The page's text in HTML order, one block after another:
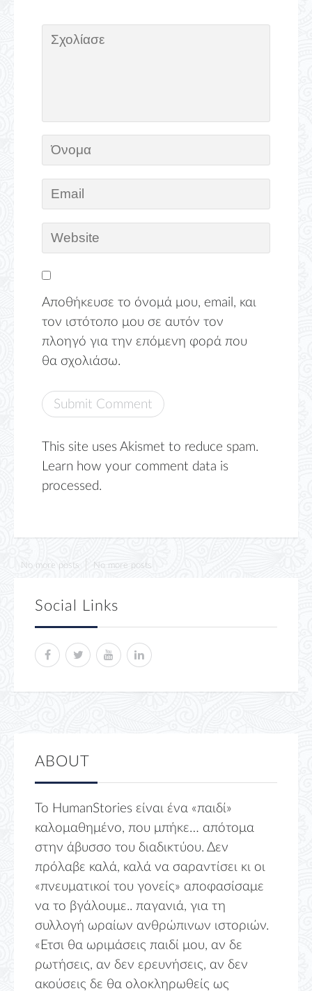
Αποθήκευσε το όνομά μου, email, και
τον ιστότοπο μου σε αυτόν τον
πλοηγό για την επόμενη φορά που
θα σχολιάσω.
This site uses Akismet to reduce spam.
Learn how your comment data is
processed.
No more posts No more posts
Social Links
ABOUT
Το HumanStories είναι ένα «παιδί»
καλομαθημένο, που μπήκε… απότομα
στην άβυσσο του διαδικτύου. Δεν
πρόλαβε καλά, καλά να σαραντίσει κι οι
«πνευματικοί του γονείς» αποφασίσαμε
να το βγάλουμε.. παγανιά, για τη
συλλογή ωραίων ανθρώπινων ιστοριών.
«Ετσι θα ωριμάσεις παιδί μου, αν δε
ρωτήσεις, αν δεν ερευνήσεις, αν δεν
ακούσεις δε θα ολοκληρωθείς ως